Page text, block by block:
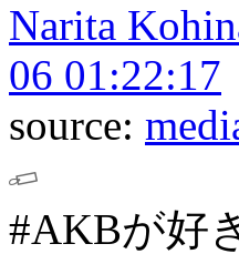
Narita
06 01:22:17
source:
#AKBが好